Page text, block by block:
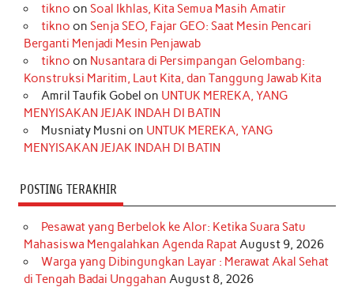
b
o
k
a
r
a
m
o
k
e
r
e
s
t
e
d
I
n
t
r
u
e
tikno on Soal Ikhlas, Kita Semua Masih Amatir
tikno on Senja SEO, Fajar GEO: Saat Mesin Pencari
Berganti Menjadi Mesin Penjawab
tikno on Nusantara di Persimpangan Gelombang:
Konstruksi Maritim, Laut Kita, dan Tanggung Jawab Kita
Amril Taufik Gobel on UNTUK MEREKA, YANG
MENYISAKAN JEJAK INDAH DI BATIN
Musniaty Musni on UNTUK MEREKA, YANG
MENYISAKAN JEJAK INDAH DI BATIN
POSTING TERAKHIR
Pesawat yang Berbelok ke Alor: Ketika Suara Satu
Mahasiswa Mengalahkan Agenda RapatAugust 9, 2026
Warga yang Dibingungkan Layar : Merawat Akal Sehat
di Tengah Badai Unggahan August 8, 2026